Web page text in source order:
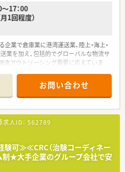
17：00
1回程度）
業で倉庫業に港湾運送業、陸上・海上・
業を加え、包括的でグローバルな物流サ
流アウトソーシング需要に応えていま
フィスビルの開発・賃貸を中心に、商業
動産事業も行っています。
用車両、保冷庫直結ドックシェルター、
ーサビリティ・センター、教育訓練システ
冷輸送サービスを全国に展開中。
全国に医薬品対応倉庫を展開してお
提案します。
免震・耐震構造を採用しており、非常
ンタンクの設置等の対策を行っておりま
お問い合わせ
人ID： 562789
験可≫≪CRC（治験コーディネー
制★大手企業のグループ会社で安